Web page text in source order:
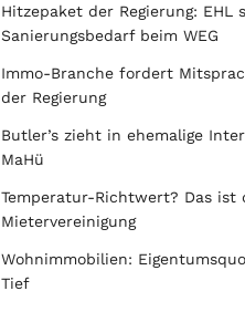
Hitzepaket der Regierung: EHL
Sanierungsbedarf beim WEG
Immo-Branche fordert
der Regierung
Butler’s zieht in ehemalige
MaHü
Temperatur-Richtwert? Das ist
Mietervereinigung
Wohnimmobilien:
Tief